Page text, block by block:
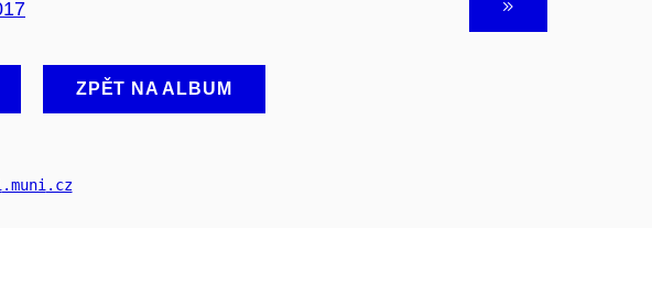
ZPĚT NA ALBUM
.muni .cz